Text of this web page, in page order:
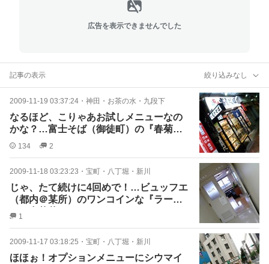
広告を表示できませんでした
記事の表示 絞り込みなし
2009-11-19 03:37:24 ・ 神田・お茶の水・九段下
なるほど、こりゃあお試しメニューなの
かな？…富士そば（御徒町）の『春菊天
そば』
134 2
2009-11-18 03:23:23 ・ 宝町・八丁堀・新川
じゃ、たて続けに4回めで！…ビュッフエ
（都内＠某所）のワンコインな『ラーメ
ン＋中華丼』
1
2009-11-17 03:18:25 ・ 宝町・八丁堀・新川
ほほぉ！オプションメニューにシウマイ